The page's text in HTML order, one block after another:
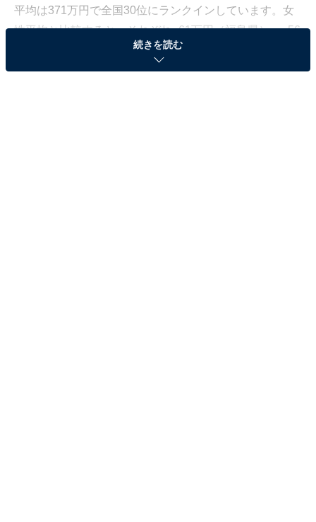
平均は371万円で全国30位にランクインしています。女
性平均と比較すると、それぞれ−61万円（福島県）、−56
万円（宮城県）の開きがあります。
続きを読む